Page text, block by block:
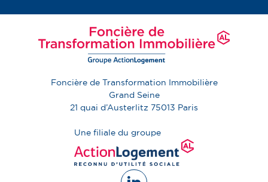
Foncière de Transformation Immobilière
Grand Seine
21 quai d’Austerlitz 75013 Paris
Une filiale du groupe